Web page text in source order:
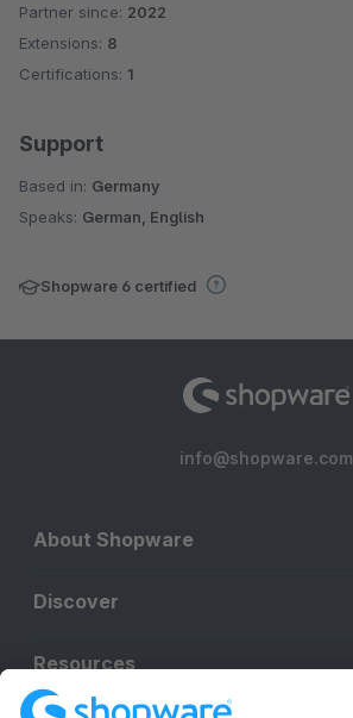
Average rating of 5 out of 5 stars
Partner since: 2022
Extensions: 8
Certifications: 1
Support
Based in: Germany
Speaks: German, English
Shopware 6 certified
info@shopware.com
About Shopware
Discover
Resources